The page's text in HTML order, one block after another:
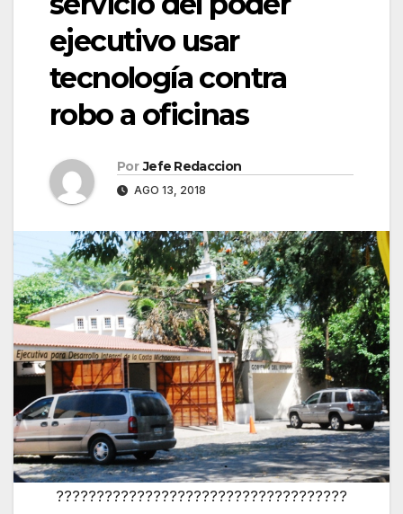
ejecutivo usar
tecnología contra
robo a oficinas
Por Jefe Redaccion
AGO 13, 2018
????????????????????????????????????